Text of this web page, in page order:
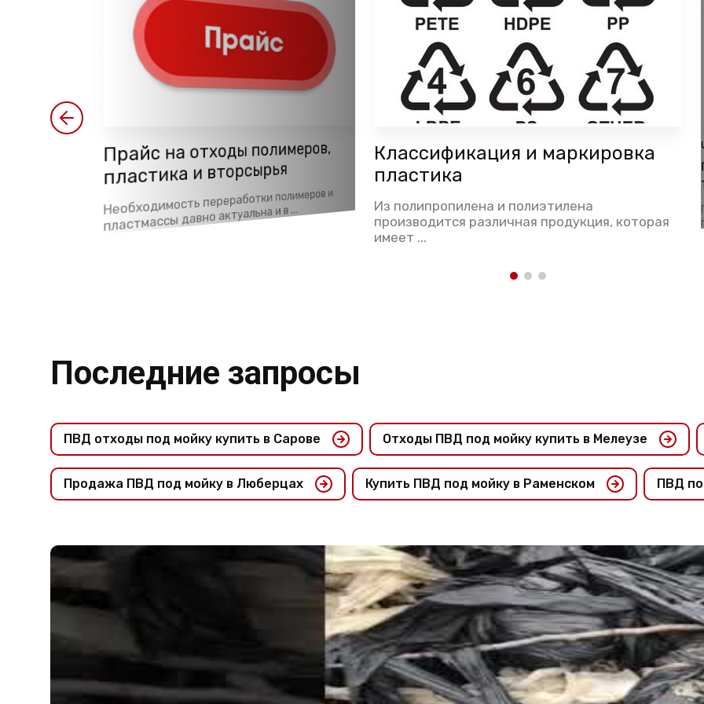
Прайс на отходы полимеров,
пластика и вторсырья
Необходимость переработки полимеров и
пластмассы давно актуальна и в ...
Классификация и маркировка
пластика
Из полипропилена и полиэтилена
производится различная продукция, которая
имеет ...
Последние запросы
ПВД отходы под мойку купить в Сарове Отходы ПВД под мойку купить в Мелеузе
Продажа ПВД под мойку в Люберцах Купить ПВД под мойку в Раменском ПВД